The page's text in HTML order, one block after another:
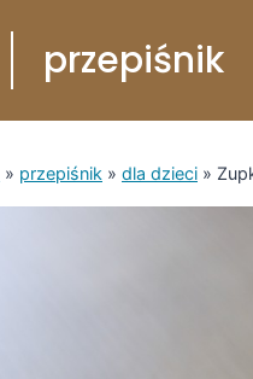
przepiśnik
» przepiśnik » dla dzieci »